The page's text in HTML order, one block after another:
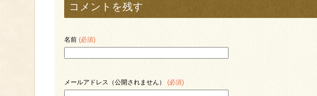
コメントを残す
名前 (必須)
メールアドレス（公開されません） (必須)